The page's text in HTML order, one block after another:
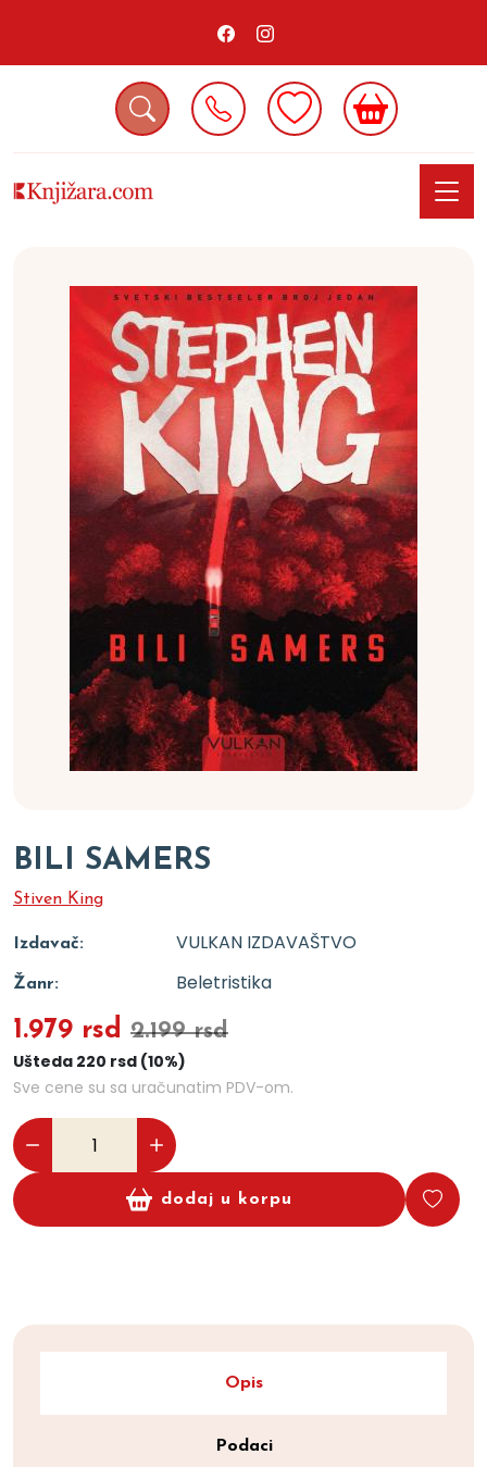
BILI SAMERS
Stiven King
Izdavač: VULKAN IZDAVAŠTVO
Žanr: Beletristika
1.979 rsd 2.199 rsd
Ušteda 220 rsd (10%)
Sve cene su sa uračunatim PDV-om.
dodaj u korpu
Opis
Podaci